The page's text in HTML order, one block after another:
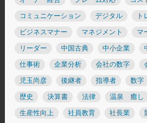
コミュニケーション デジタル ト
ビジネスマナー マネジメント マ
リーダー 中国古典 中小企業
仕事術 企業分析 会社の数字
児玉尚彦 後継者 指導者 数字
歴史 決算書 法律 温泉 癒し
生産性向上 社員教育 社長業